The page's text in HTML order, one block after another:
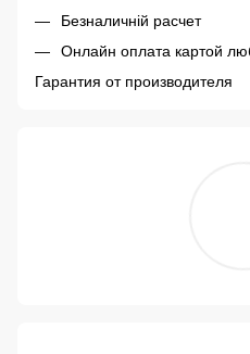
Безналичній расчет
Онлайн оплата картой
Гарантия от производителя